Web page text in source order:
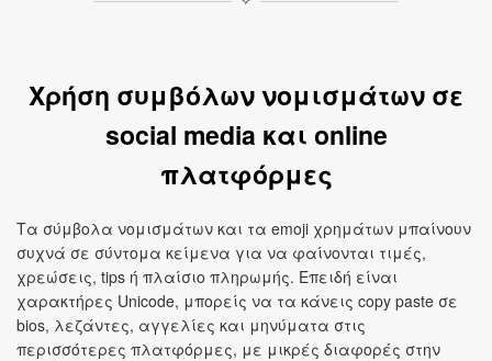
Χρήση συμβόλων νομισμάτων σε
social media και online
πλατφόρμες
Τα σύμβολα νομισμάτων και τα emoji χρημάτων μπαίνουν
συχνά σε σύντομα κείμενα για να φαίνονται τιμές,
χρεώσεις, tips ή πλαίσιο πληρωμής. Επειδή είναι
χαρακτήρες Unicode, μπορείς να τα κάνεις copy paste σε
bios, λεζάντες, αγγελίες και μηνύματα στις
περισσότερες πλατφόρμες, με μικρές διαφορές στην